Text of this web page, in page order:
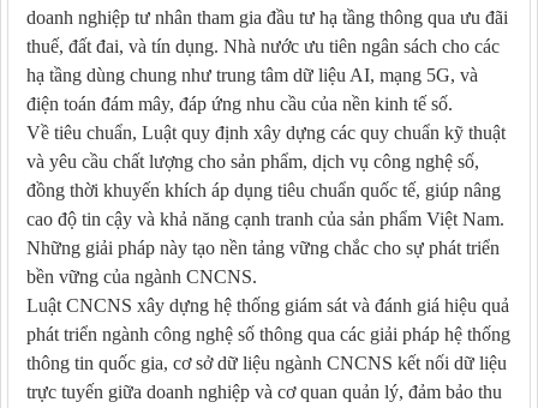
doanh nghiệp tư nhân tham gia đầu tư hạ tầng thông qua ưu đãi
thuế, đất đai, và tín dụng. Nhà nước ưu tiên ngân sách cho các
hạ tầng dùng chung như trung tâm dữ liệu AI, mạng 5G, và
điện toán đám mây, đáp ứng nhu cầu của nền kinh tế số.
Về tiêu chuẩn, Luật quy định xây dựng các quy chuẩn kỹ thuật
và yêu cầu chất lượng cho sản phẩm, dịch vụ công nghệ số,
đồng thời khuyến khích áp dụng tiêu chuẩn quốc tế, giúp nâng
cao độ tin cậy và khả năng cạnh tranh của sản phẩm Việt Nam.
Những giải pháp này tạo nền tảng vững chắc cho sự phát triển
bền vững của ngành CNCNS.
Luật CNCNS xây dựng hệ thống giám sát và đánh giá hiệu quả
phát triển ngành công nghệ số thông qua các giải pháp hệ thống
thông tin quốc gia, cơ sở dữ liệu ngành CNCNS kết nối dữ liệu
trực tuyến giữa doanh nghiệp và cơ quan quản lý, đảm bảo thu